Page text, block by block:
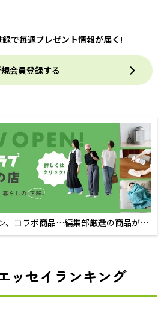
で毎週プレゼント情報が届く!
会員登録する
、コラボ商品…編集部厳選の商品が買
ッセイランキング